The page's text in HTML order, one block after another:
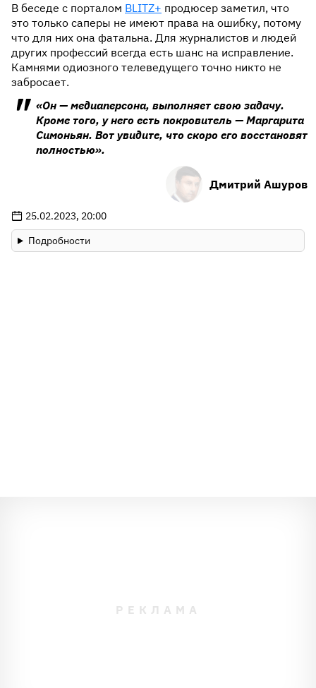
В беседе с порталом BLITZ+ продюсер заметил, что
это только саперы не имеют права на ошибку, потому
что для них она фатальна. Для журналистов и людей
других профессий всегда есть шанс на исправление.
Камнями одиозного телеведущего точно никто не
забросает.
«Он — медиаперсона, выполняет свою задачу.
Кроме того, у него есть покровитель — Маргарита
Симоньян. Вот увидите, что скоро его восстановят
полностью».
Дмитрий Ашуров
25.02.2023, 20:00
Подробности